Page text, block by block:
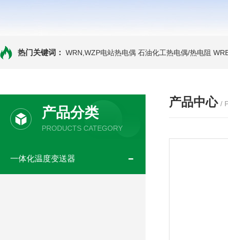
热门关键词： WRN,WZP电站热电偶 石油化工热电偶/热电阻
产品分类
PRODUCTS CATEGORY
一体化温度变送器
产品中心 /